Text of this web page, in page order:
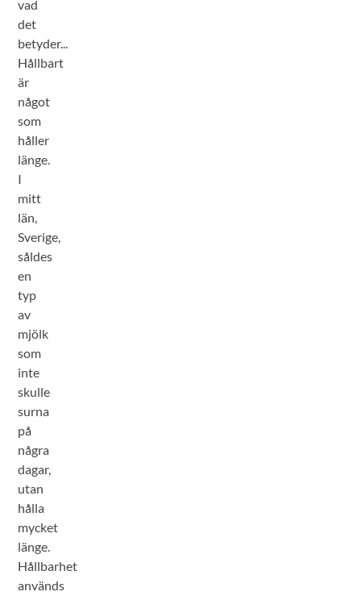
vad
det
betyder...
Hållbart
är
något
som
håller
länge.
I
mitt
län,
Sverige,
såldes
en
typ
av
mjölk
som
inte
skulle
surna
på
några
dagar,
utan
hålla
mycket
länge.
Hållbarhet
används